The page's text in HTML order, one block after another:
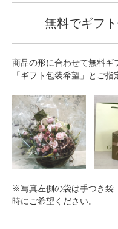
無料でギフ
商品の形に合わせて無料ギ
「ギフト包装希望」とご指
※写真左側の袋は手つき袋
時にご希望ください。